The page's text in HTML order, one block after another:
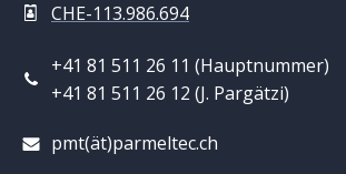
CHE-113.986.694
+41 81 511 26 11 (Hauptnummer)
+41 81 511 26 12 (J. Pargätzi)
pmt(ät)parmeltec.ch